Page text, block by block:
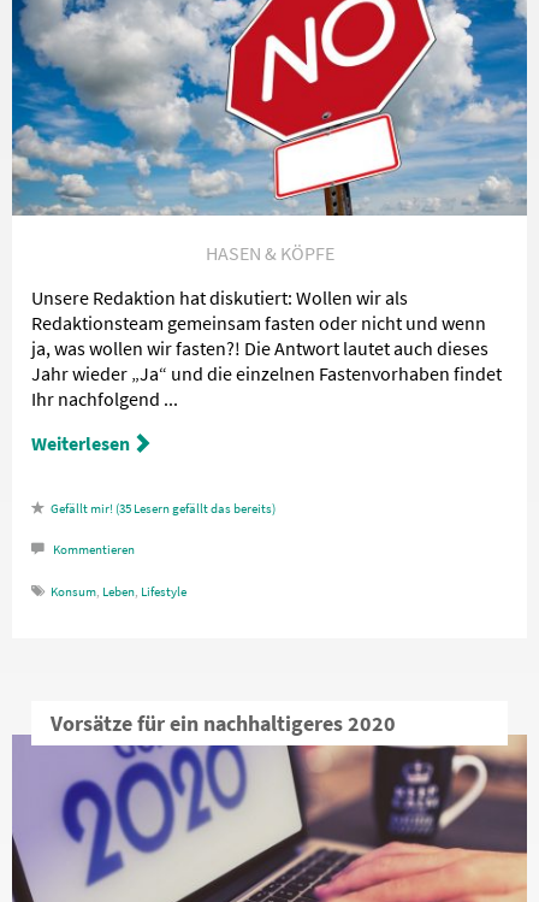
HASEN & KÖPFE
Unsere Redaktion hat diskutiert: Wollen wir als
Redaktionsteam gemeinsam fasten oder nicht und wenn
ja, was wollen wir fasten?! Die Antwort lautet auch dieses
Jahr wieder „Ja“ und die einzelnen Fastenvorhaben findet
Ihr nachfolgend ...
Weiterlesen
35 Lesern gefällt das
Kommentieren
Konsum, Leben, Lifestyle
Vorsätze für ein nachhaltigeres 2020